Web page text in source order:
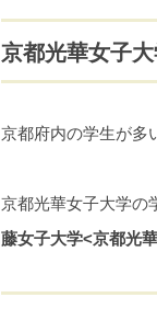
京都光華女子
京都府内の学生が多
京都光華女子大学の
藤女子大学<京都光